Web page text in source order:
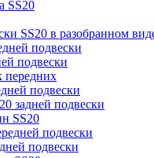
SS20
SS20 в разобранном
подвески
подвески
передних
подвески
задней подвески
SS20
подвески
подвески